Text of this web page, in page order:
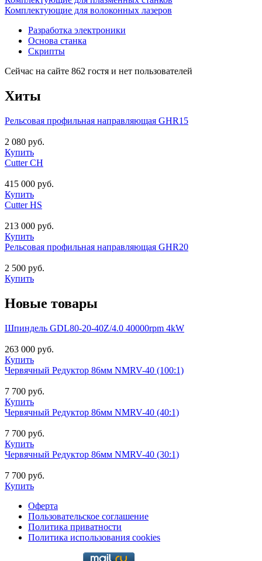
Комплектующие для волоконных лазеров
Разработка электроники
Основа станка
Скрипты
Сейчас на сайте 862 гостя и нет пользователей
Хиты
Рельсовая профильная направляющая GHR15
2 080 руб.
Купить
Cutter CH
415 000 руб.
Купить
Cutter HS
213 000 руб.
Купить
Рельсовая профильная направляющая GHR20
2 500 руб.
Купить
Новые товары
Шпиндель GDL80-20-40Z/4.0 40000rpm 4kW
263 000 руб.
Купить
Червячный Редуктор 86мм NMRV-40 (100:1)
7 700 руб.
Купить
Червячный Редуктор 86мм NMRV-40 (40:1)
7 700 руб.
Купить
Червячный Редуктор 86мм NMRV-40 (30:1)
7 700 руб.
Купить
Оферта
Пользовательское соглашение
Политика приватности
Политика использования cookies